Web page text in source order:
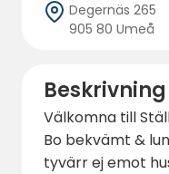
Degernäs 265
905 80 Umeå
Beskrivning
Välkomna till
Bo bekvämt &
tyvärr ej emot